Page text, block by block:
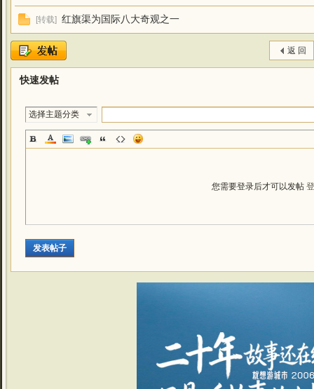
[转载] 红旗渠为国际八大奇观之一
返 回
快速发帖
选择主题分类
您需要登录后才可以发帖
发表帖子